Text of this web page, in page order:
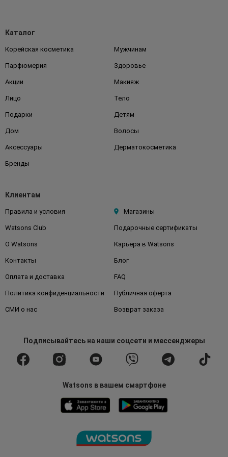
Каталог
Корейская косметика Мужчинам
Парфюмерия Здоровье
Акции Макияж
Лицо Тело
Подарки Детям
Дом Волосы
Аксессуары Дерматокосметика
Бренды
Клиентам
Правила и условия Магазины
Watsons Club Подарочные сертификаты
О Watsons Карьера в Watsons
Контакты Блог
Оплата и доставка FAQ
Политика конфиденциальности Публичная оферта
СМИ о нас Возврат заказа
Подписывайтесьна наши соцсети и мессенджеры
Watsons в вашем смартфоне